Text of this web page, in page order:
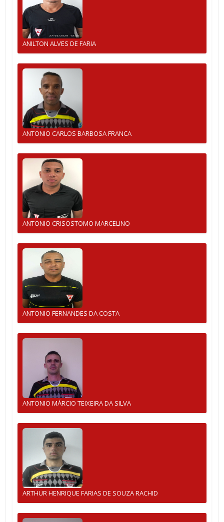
ANILTON ALVES DE FARIA
ANTONIO CARLOS BARBOSA FRANCA
ANTONIO CRISOSTOMO MARCELINO
ANTONIO FERNANDES DA COSTA
ANTONIO MÁRCIO TEIXEIRA DA SILVA
ARTHUR HENRIQUE FARIAS DE SOUZA RACHID